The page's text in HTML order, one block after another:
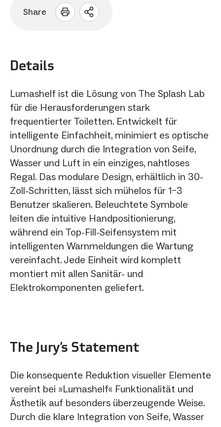
Share
Sharing
Details
Lumashelf ist die Lösung von The Splash Lab
für die Herausforderungen stark
frequentierter Toiletten. Entwickelt für
intelligente Einfachheit, minimiert es optische
Unordnung durch die Integration von Seife,
Wasser und Luft in ein einziges, nahtloses
Regal. Das modulare Design, erhältlich in 30-
Zoll-Schritten, lässt sich mühelos für 1–3
Benutzer skalieren. Beleuchtete Symbole
leiten die intuitive Handpositionierung,
während ein Top-Fill-Seifensystem mit
intelligenten Warnmeldungen die Wartung
vereinfacht. Jede Einheit wird komplett
montiert mit allen Sanitär- und
Elektrokomponenten geliefert.
The Jury‘s Statement
Die konsequente Reduktion visueller Elemente
vereint bei »Lumashelf« Funktionalität und
Ästhetik auf besonders überzeugende Weise.
Durch die klare Integration von Seife, Wasser